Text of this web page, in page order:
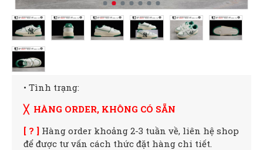
• Tình trạng:
╳ HÀNG ORDER, KHÔNG CÓ SẴN
[ ? ] Hàng order khoảng 2-3 tuần về, liên hệ shop
để được tư vấn cách thức đặt hàng chi tiết.